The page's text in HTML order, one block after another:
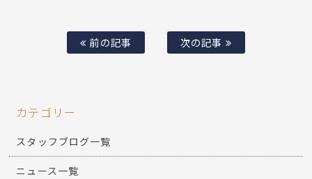
前の記事 次の記事
カテゴリー
スタッフブログ一覧
ニュース一覧